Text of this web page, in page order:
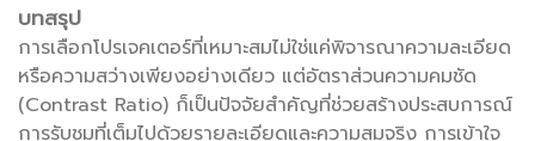
บทสรุป
การเลือกโปรเจคเตอร์ที่เหมาะสมไม่ใช่แค่พิจารณาความละเอียด
หรือความสว่างเพียงอย่างเดียว แต่อัตราส่วนความคมชัด
(Contrast Ratio) ก็เป็นปัจจัยสำคัญที่ช่วยสร้างประสบการณ์
การรับชมที่เต็มไปด้วยรายละเอียดและความสมจริง การเข้าใจ